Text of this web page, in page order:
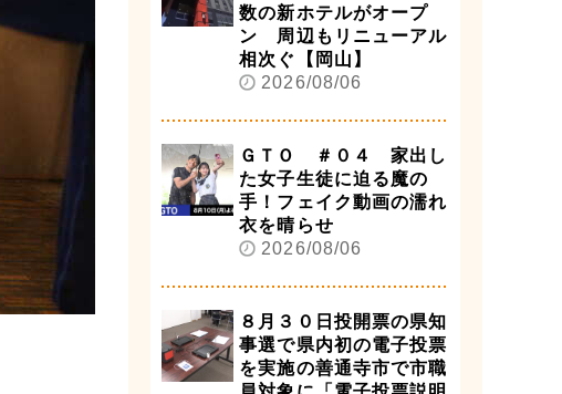
数の新ホテルがオープ
ン 周辺もリニューアル
相次ぐ【岡山】
2026/08/06
ＧＴＯ ＃０４ 家出し
た女子生徒に迫る魔の
手！フェイク動画の濡れ
衣を晴らせ
2026/08/06
８月３０日投開票の県知
事選で県内初の電子投票
を実施の善通寺市で市職